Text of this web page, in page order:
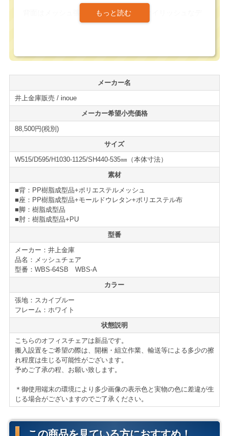
背面はメッシュ張地となっており、スタイリッシュなデ
ザイン性と共に、エアコン効率を高め、空間自体を広く
座面にはモールドウレタンを採用しており、通常のスポ
ンジウレタンと比べて体圧を分散する能力があり、座り
心地にも配慮されたオフィスチェアになっています。
また、座面には奥行調整機能が搭載されており、身長や
着座姿勢に合わせて、座面の奥行長さを変える事が可能
になっています。
リクライニングにはシンクロロッキング機能を採用、背
と座の連動によって疲れにくい快適な角度でのリクライ
ングを提供してくれます。
また、ロッキングは3段階の調整式となっており、着座の
際に常に自分の好きなポジションで座る事が可能です。
本WBSチェアは専用の可動肘付きとなっています。
6段階の高さ調整と前後左右にも可動が可能な優秀なアジ
ャスタブルアームになっています。
明るく透明感のあるデザインと、オフィスチェアに必要
な要素をしっかりと備えたオフィスチェアです。
オフィスチェアの新増設、買い替えの際には是非ご検討
下さい。
仕様・付属品
■ガスシリンダー式座昇降
■シンクロロッキング機能
■3段階ロッキング調整
■座面奥行調整機能
メーカー名
井上金庫販売 / inoue
メーカー希望小売価格
88,500円(税別)
サイズ
W515/D595/H1030-1125/SH440-535㎜（本体寸法）
素材
■背：PP樹脂成型品+ポリエステルメッシュ
■座：PP樹脂成型品+モールドウレタン+ポリエステル布
■脚：樹脂成型品
■肘：樹脂成型品+PU
型番
メーカー：井上金庫
品名：メッシュチェア
型番：WBS-64SB WBS-A
カラー
張地：スカイブルー
フレーム：ホワイト
状態説明
こちらのオフィスチェアは新品です。
搬入設置をご希望の際は、開梱・組立作業、輸送等による多少の擦
れ程度は生じる可能性がございます。
予めご了承の程、お願い致します。
＊御使用端末の環境により多少画像の表示色と実物の色に差違が生
じる場合がございますのでご了承ください。
この商品を見ている方におすすめ！